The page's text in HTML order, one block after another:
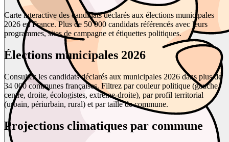
Carte interactive des candidats déclarés aux élections municipales
2026 en France. Plus de 50 000 candidats référencés avec leurs
programmes, sites de campagne et étiquettes politiques.
Élections municipales 2026
Consultez les candidats déclarés aux municipales 2026 dans plus de
34 000 communes françaises. Filtrez par couleur politique (gauche,
centre, droite, écologistes, extrême-droite), par profil territorial
(urbain, périurbain, rural) et par taille de commune.
Projections climatiques par commune